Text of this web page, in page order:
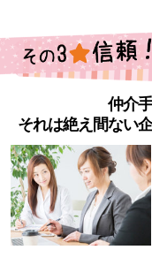
仲介
それは絶え間ない